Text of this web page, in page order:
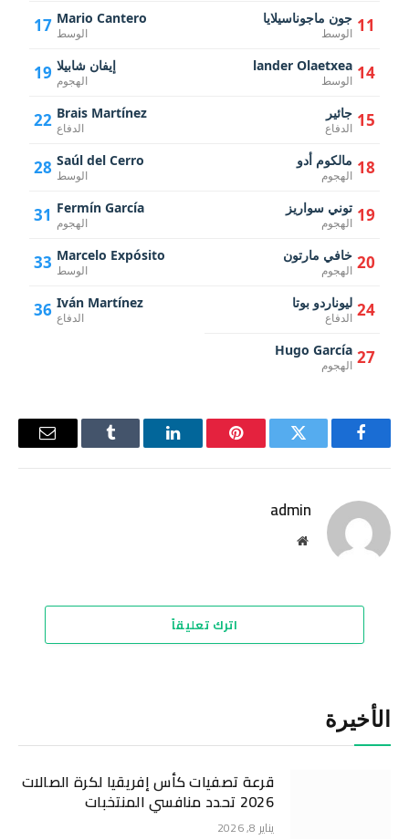
17 Mario Cantero
الوسط
19 إيفان شابيلا
الهجوم
22 Brais Martínez
الدفاع
28 Saúl del Cerro
الوسط
31 Fermín García
الهجوم
33 Marcelo Expósito
الوسط
36 Iván Martínez
الدفاع
11 جون ماجوناسيلايا
الوسط
14
lander Olaetxea
الوسط
15 جائير
الدفاع
18 مالكوم أدو
الهجوم
19 توني سواريز
الهجوم
20 خافي مارتون
الهجوم
24 ليوناردو بوتا
الدفاع
27
Hugo García
الهجوم
فيسبوك تويتر بينتيريستلينكدإن Tumblr
البريد
admin
موقع
اترك تعليقاً
الأخيرة
قرعة تصفيات كأس إفريقيا لكرة الصالات
2026 تحدد منافسي المنتخبات
يناير 8, 2026